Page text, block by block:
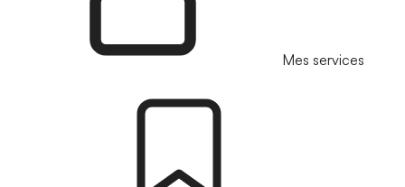
Mes services